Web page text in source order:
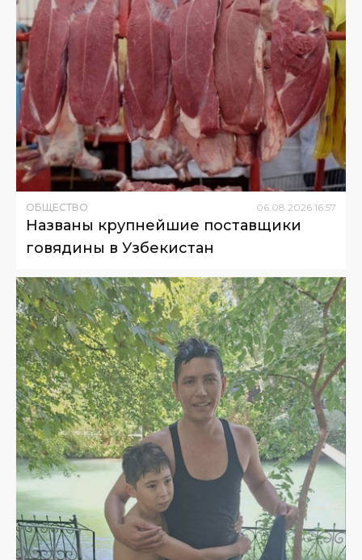
ОБЩЕСТВО 06.08.2026 16:57
Названы крупнейшие поставщики
говядины в Узбекистан